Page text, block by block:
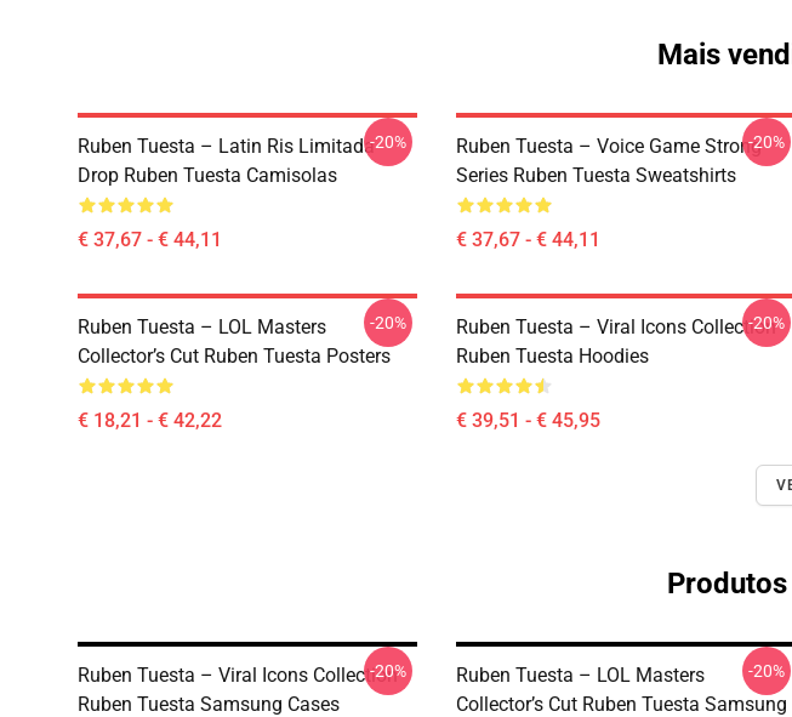
Mais
Ruben Tuesta – Latin Ris Limitada
Drop Ruben Tuesta Camisolas
€ 37,67 - € 44,11
-20%
Ruben Tuesta – Voice Game Strong
Series Ruben Tuesta Sweatshirts
€ 37,67 - € 44,11
-20%
Ruben Tuesta – LOL Masters
Collector’s Cut Ruben Tuesta Posters
€ 18,21 - € 42,22
-20%
Ruben Tuesta – Viral Icons Collection
Ruben Tuesta Hoodies
€ 39,51 - € 45,95
-20%
Ruben Tuesta – Viral Icons Collection
Ruben Tuesta Samsung Cases
-20%
Ruben Tuesta – LOL Masters
Collector’s Cut Ruben Tuesta Samsung
-20%